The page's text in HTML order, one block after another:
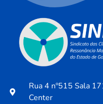
Rua 4 nº515 Sala
Center